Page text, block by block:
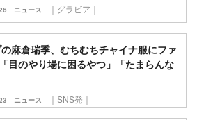
ニュース ｜グラビア｜
麻倉瑞季、むちむちチャイナ服にファ
目のやり場に困るやつ」「たまらんな
ニュース ｜SNS発｜